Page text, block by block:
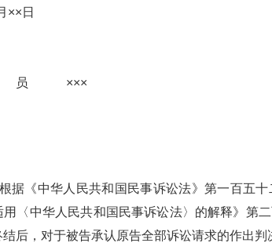
××日
员 ×××
据《中华人民共和国民事诉讼法》第一百五
用〈中华人民共和国民事诉讼法〉的解释》第
后，对于被告承认原告全部诉讼请求的作出判